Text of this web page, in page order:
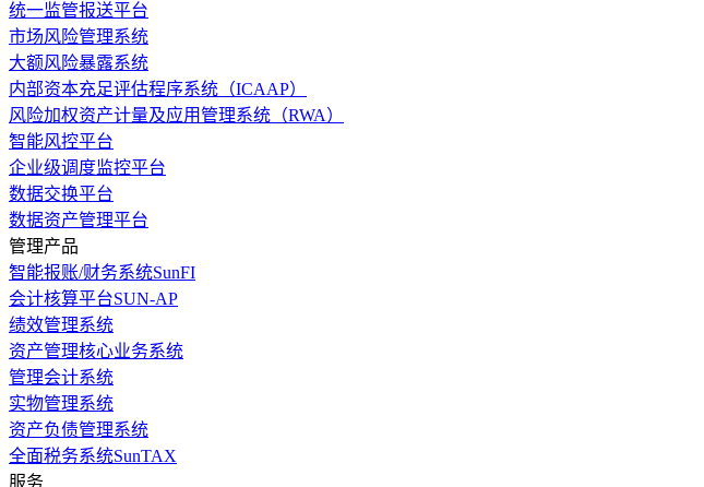
统一监管报送平台
市场风险管理系统
大额风险暴露系统
内部资本充足评估程序系统（ICAAP）
风险加权资产计量及应用管理系统（RWA）
智能风控平台
企业级调度监控平台
数据交换平台
数据资产管理平台
管理产品
智能报账/财务系统SunFI
会计核算平台SUN-AP
绩效管理系统
资产管理核心业务系统
管理会计系统
实物管理系统
资产负债管理系统
全面税务系统SunTAX
服务